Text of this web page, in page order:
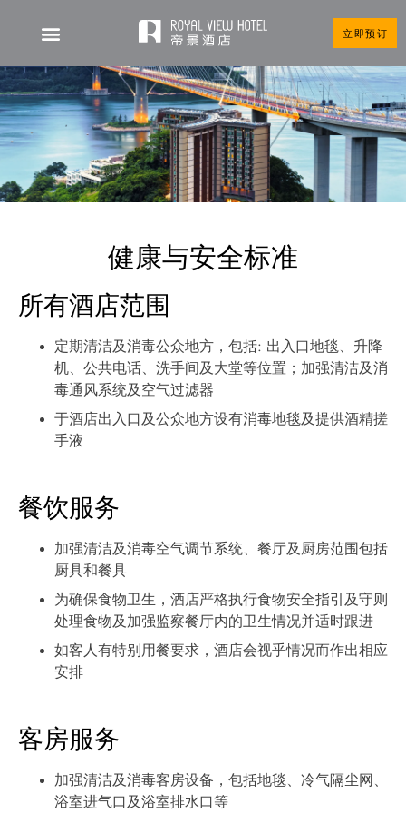
立即预订
健康与安全标准
所有酒店范围
定期清洁及消毒公众地方，包括: 出入口地毯、升降
机、公共电话、洗手间及大堂等位置；加强清洁及消
毒通风系统及空气过滤器
于酒店出入口及公众地方设有消毒地毯及提供酒精搓
手液
餐饮服务
加强清洁及消毒空气调节系统、餐厅及厨房范围包括
厨具和餐具
为确保食物卫生，酒店严格执行食物安全指引及守则
处理食物及加强监察餐厅内的卫生情况并适时跟进
如客人有特别用餐要求，酒店会视乎情况而作出相应
安排
客房服务
加强清洁及消毒客房设备，包括地毯、冷气隔尘网、
浴室进气口及浴室排水口等